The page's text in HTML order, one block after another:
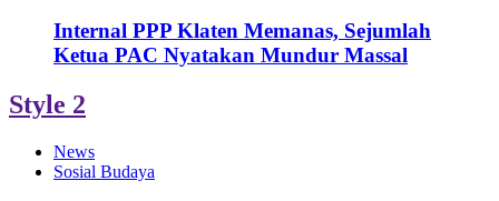
Internal PPP Klaten Memanas, Sejumlah
Ketua PAC Nyatakan Mundur Massal
Style 2
News
Sosial Budaya